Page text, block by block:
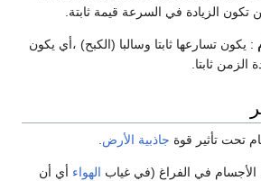
الزيادة في السرعة قيمة ثابتة.
: يكون تسارعها ثابتا وسالبا (الكبح) ،أي يكون
ثابتا.
تحت تأثير قوة جاذبية الأرض.
الأجسام في الفراغ (في غياب الهواء أي أن